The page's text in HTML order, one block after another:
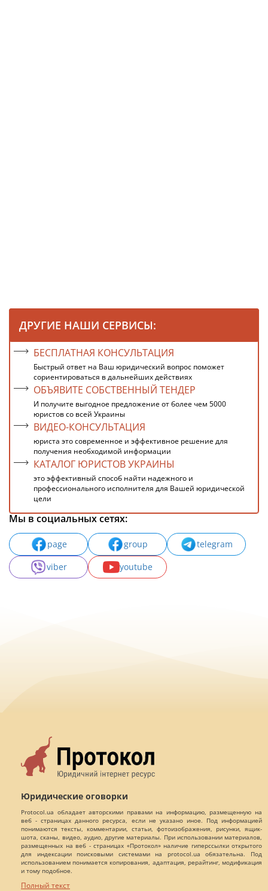
ДРУГИЕ НАШИ СЕРВИСЫ:
БЕСПЛАТНАЯ КОНСУЛЬТАЦИЯ
Быстрый ответ на Ваш юридический вопрос поможет
сориентироваться в дальнейших действиях
ОБЪЯВИТЕ СОБСТВЕННЫЙ ТЕНДЕР
И получите выгодное предложение от более чем 5000
юристов со всей Украины
ВИДЕО-КОНСУЛЬТАЦИЯ
юриста это современное и эффективное решение для
получения необходимой информации
КАТАЛОГ ЮРИСТОВ УКРАИНЫ
это эффективный способ найти надежного и
профессионального исполнителя для Вашей юридической
цели
Мы в социальных сетях:
page group
telegram
viber
youtube
Юридические оговорки
Protocol.ua обладает авторскими правами на информацию, размещенную на
веб - страницах данного ресурса, если не указано иное. Под информацией
понимаются тексты, комментарии, статьи, фотоизображения, рисунки, ящик-
шота, сканы, видео, аудио, другие материалы. При использовании материалов,
размещенных на веб - страницах «Протокол» наличие гиперссылки открытого
для индексации поисковыми системами на protocol.ua обязательна. Под
использованием понимается копирования, адаптация, рерайтинг, модификация
и тому подобное.
Полный текст